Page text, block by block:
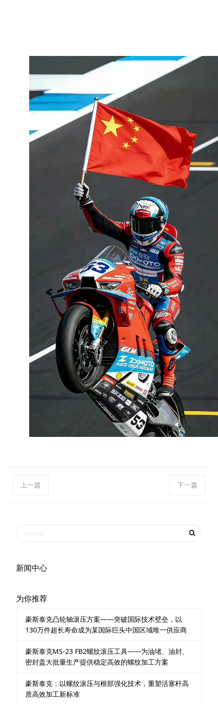
上一篇 下一篇
新闻中心
为你推荐
豪斯泰克凸轮轴滚压方案——突破国际技术壁垒，以
130万件超长寿命成为某国际巨头中国区域唯一供应商
豪斯泰克MS-23 FB2螺纹滚压工具——为油堵、油封、
密封盖大批量生产提供稳定高效的螺纹加工方案
豪斯泰克：以螺纹滚压与根部强化技术，重塑活塞杆高
质高效加工新标准